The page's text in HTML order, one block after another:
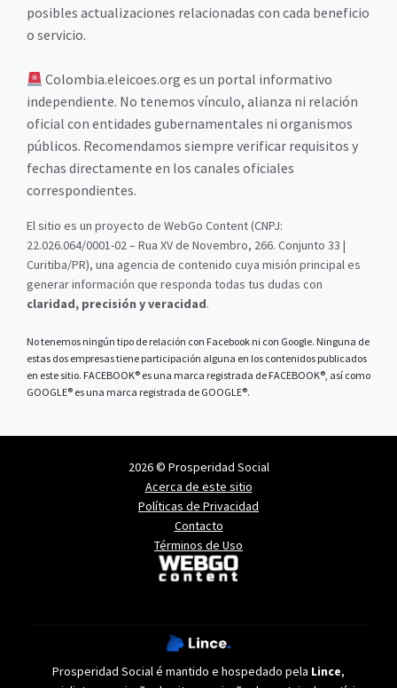
posibles actualizaciones relacionadas con cada beneficio
o servicio.
Colombia.eleicoes.org es un portal informativo
independiente. No tenemos vínculo, alianza ni relación
oficial con entidades gubernamentales ni organismos
públicos. Recomendamos siempre verificar requisitos y
fechas directamente en los canales oficiales
correspondientes.
El sitio es un proyecto de WebGo Content (CNPJ:
22.026.064/0001-02 – Rua XV de Novembro, 266. Conjunto 33 |
Curitiba/PR), una agencia de contenido cuya misión principal es
generar información que responda todas tus dudas con
claridad, precisión y veracidad.
No tenemos ningún tipo de relación con Facebook ni con Google. Ninguna de
estas dos empresas tiene participación alguna en los contenidos publicados
en este sitio. FACEBOOK® es una marca registrada de FACEBOOK®, así como
GOOGLE® es una marca registrada de GOOGLE®.
2026 © Prosperidad Social
Acerca de este sitio
Políticas de Privacidad
Contacto
Términos de Uso
Prosperidad Social é mantido e hospedado pela Lince,